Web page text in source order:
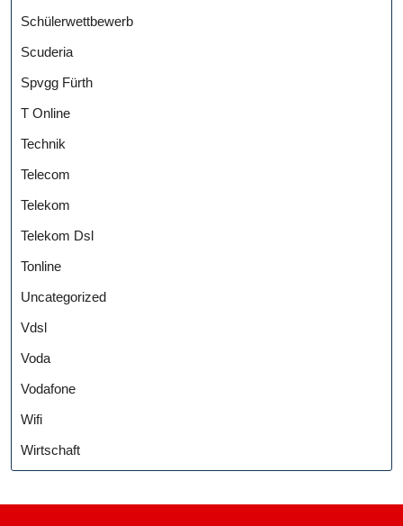
Schülerwettbewerb
Scuderia
Spvgg Fürth
T Online
Technik
Telecom
Telekom
Telekom Dsl
Tonline
Uncategorized
Vdsl
Voda
Vodafone
Wifi
Wirtschaft